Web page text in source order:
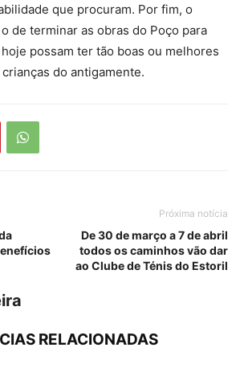
que procuram. Por fim, o
de terminar as obras do Poço para
possam ter tão boas ou melhores
do antigamente.
Próxima notícia
De 30 de março a 7 de abril
todos os caminhos vão dar
ao Clube de Ténis do Estoril
RELACIONADAS